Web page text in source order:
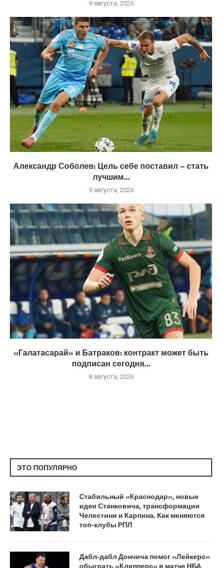
9 августа, 2026
Александр Соболев: Цель себе поставил – стать
лучшим...
9 августа, 2026
«Галатасарай» и Батраков: контракт может быть
подписан сегодня...
8 августа, 2026
ЭТО ПОПУЛЯРНО
Стабильный «Краснодар», новые
идеи Станковича, трансформации
Челестини и Карпина. Как меняются
топ-клубы РПЛ
Дабл‑дабл Дончича помог «Лейкерс»
обыграть «Клипперс» в матче НБА